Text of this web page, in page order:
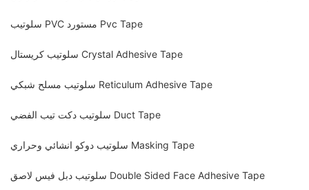
سلوتيب PVC مستورد Pvc Tape
سلوتيب كريستال Crystal Adhesive Tape
سلوتيب مسلح شبكي Reticulum Adhesive Tape
سلوتيب دكت تيب الفضي Duct Tape
سلوتيب دوكو انشائي وحراري Masking Tape
سلوتيب دبل فيس لاصق Double Sided Face Adhesive Tape